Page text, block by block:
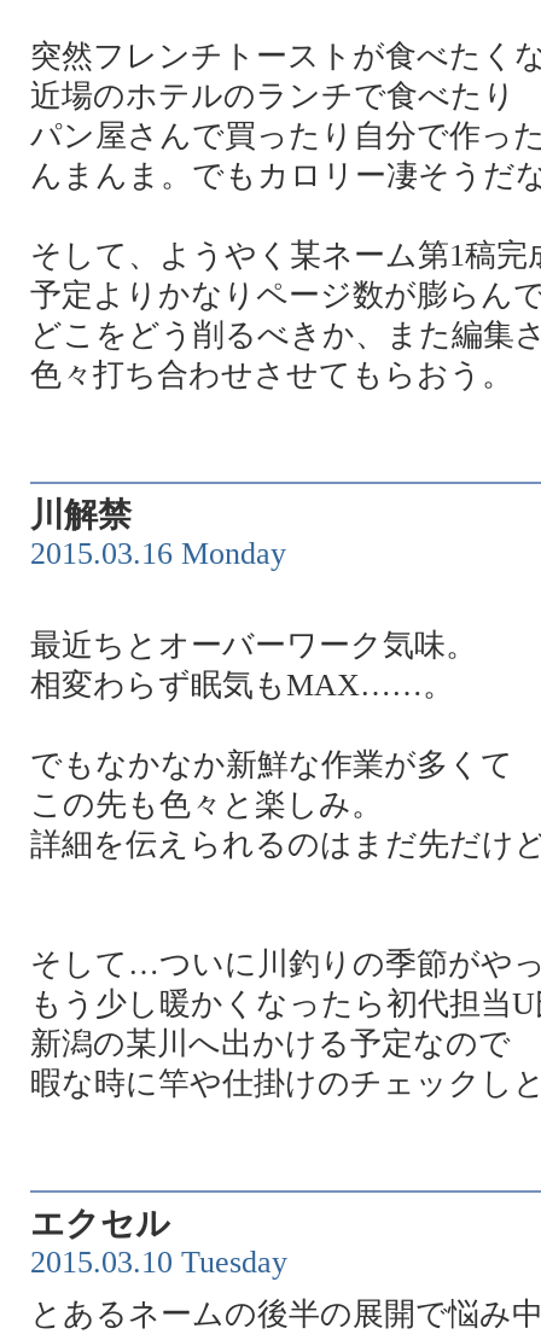
突然フレンチトーストが食べたく
近場のホテルのランチで食べたり
パン屋さんで買ったり自分で作っ
んまんま。でもカロリー凄そう
そして、ようやく某ネーム第1稿完
予定よりかなりページ数が膨らん
どこをどう削るべきか、また編集
色々打ち合わせさせてもらおう。
川解禁
2015.03.16 Monday
最近ちとオーバーワーク気味。
相変わらず眠気もMAX……。
でもなかなか新鮮な作業が多くて
この先も色々と楽しみ。
詳細を伝えられるのはまだ先だけ
そして…ついに川釣りの季節がや
もう少し暖かくなったら初代担当
新潟の某川へ出かける予定なので
暇な時に竿や仕掛けのチェックし
エクセル
2015.03.10 Tuesday
とあるネームの後半の展開で悩み